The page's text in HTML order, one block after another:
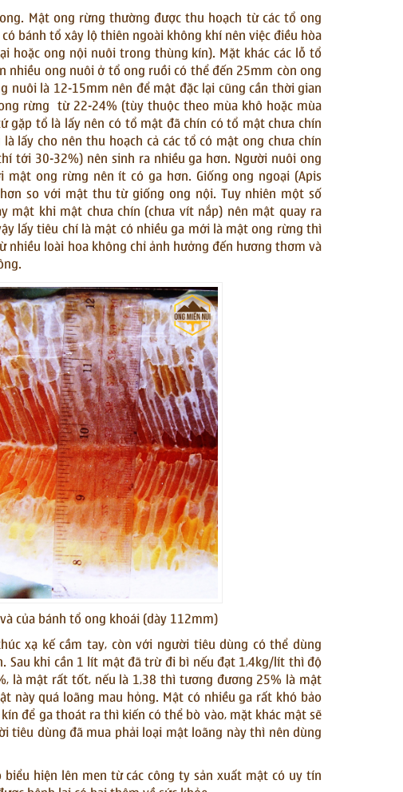
Mật ong rừng thường được thu hoạch từ các tổ ong
bánh tổ xây lộ thiên ngoài không khí nên việc điều hòa
hoặc ong nội nuôi trong thùng kín). Mặt khác các lỗ tổ
nhiều ong nuôi ở tổ ong ruồi có thể đến 25mm còn ong
nuôi là 12-15mm nên để mật đặc lại cũng cần thời gian
rừng từ 22-24% (tùy thuộc theo mùa khô hoặc mùa
gặp tổ là lấy nên có tổ mật đã chín có tổ mật chưa chín
lấy cho nên thu hoạch cả các tổ có mật ong chưa chín
tới 30-32%) nên sinh ra nhiều ga hơn. Người nuôi ong
ong rừng nên ít có ga hơn. Giống ong ngoại (Apis
so với mật thu từ giống ong nội. Tuy nhiên một số
mật khi mật chưa chín (chưa vít nắp) nên mật quay ra
lấy tiêu chí là mật có nhiều ga mới là mật ong rừng thì
loài hoa không chỉ ảnh hưởng đến hương thơm và
của bánh tổ ong khoái (dày 112mm)
xạ kế cầm tay, còn với người tiêu dùng có thể dùng
Sau khi cần 1 lít mật đã trừ đi bì nếu đạt 1,4kg/lít thì độ
là mật rất tốt, nếu là 1,38 thì tương đương 25% là mật
này quá loãng mau hỏng. Mật có nhiều ga rất khó bảo
để ga thoát ra thì kiến có thể bò vào, mặt khác mật sẽ
tiêu dùng đã mua phải loại mật loãng này thì nên dùng
hiện lên men từ các công ty sản xuất mật có uy tín